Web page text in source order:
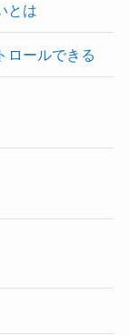
とは
ロールできる